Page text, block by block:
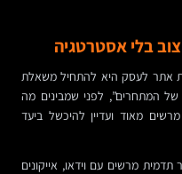
בלי אסטרטגיה
אתר לעסק היא להתחיל משאלת
המתחרים”, לפני שמבינים מה
מאוד ועדיין להיכשל ביעד
מרשים עם וידאו, אייקונים